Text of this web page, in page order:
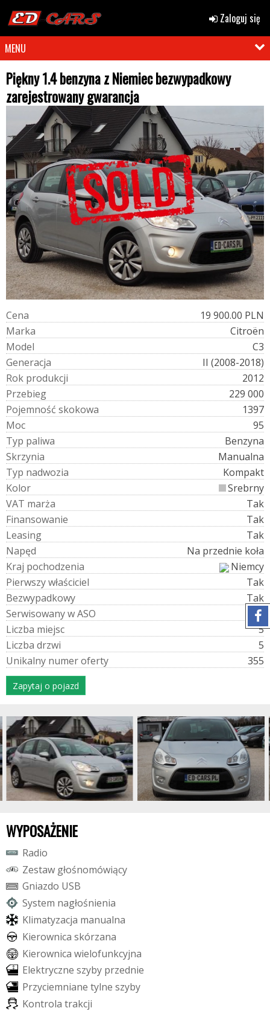
Zaloguj się
MENU
Piękny 1.4 benzyna z Niemiec bezwypadkowy
zarejestrowany gwarancja
Cena
19 900.00 PLN
Marka
Citroën
Model
C3
Generacja
II (2008-2018)
Rok produkcji
2012
Przebieg
229 000
Pojemność skokowa
1397
Moc
95
Typ paliwa
Benzyna
Skrzynia
Manualna
Typ nadwozia
Kompakt
Kolor
Srebrny
VAT marża
Tak
Finansowanie
Tak
Leasing
Tak
Napęd
Na przednie koła
Kraj pochodzenia
Niemcy
Pierwszywłaściciel
Tak
Bezwypadkowy
Tak
SerwisowanywASO
Tak
Liczba miejsc
5
Liczba drzwi
5
Unikalny numeroferty 355
Zapytaj o pojazd
WYPOSAŻENIE
Radio
Zestaw głośnomówiący
Gniazdo USB
System nagłośnienia
Klimatyzacja manualna
Kierownica skórzana
Kierownica wielofunkcyjna
Elektryczne szyby przednie
Przyciemniane tylne szyby
Kontrola trakcji